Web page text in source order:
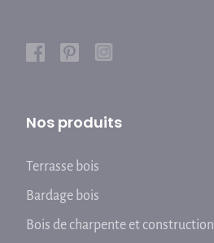
Nos produits
Terrasse bois
Bardage bois
Bois de charpente et construction